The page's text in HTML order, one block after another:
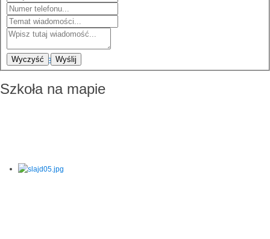
Wyczyść Wyślij
Szkoła na mapie